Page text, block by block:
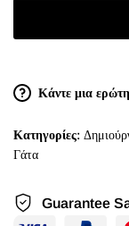
Κάντε μια
Κατηγορίες:
Γάτα
Guarantee